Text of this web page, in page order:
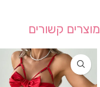
מוצרים קשורים